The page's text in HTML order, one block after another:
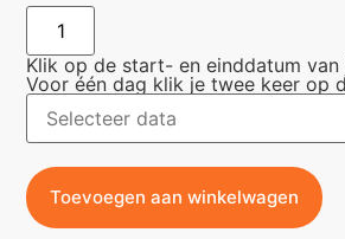
Klik op de start- en einddatum van
Voor één dag klik je twee keer op
Toevoegen aan winkelwagen